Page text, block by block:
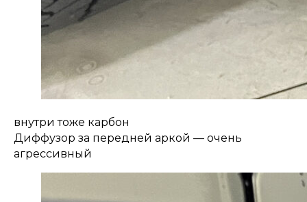
внутри тоже карбон
Диффузор за передней аркой — очень
агрессивный